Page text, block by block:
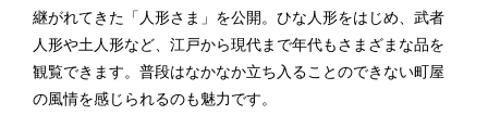
継がれてきた「人形さま」を公開。ひな人形をはじめ、武者
人形や土人形など、江戸から現代まで年代もさまざまな品を
観覧できます。普段はなかなか立ち入ることのできない町屋
の風情を感じられるのも魅力です。